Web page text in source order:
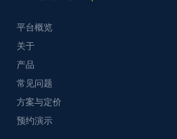
平台概览
关于
产品
常见问题
方案与定价
预约演示